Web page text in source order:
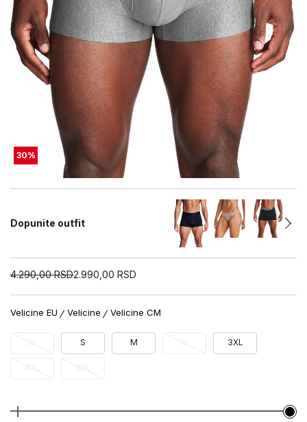
30%
Dopunite outfit
4.290,00 RSD2.990,00 RSD
Velicine EU Velicine Velicine CM
S M 3XL